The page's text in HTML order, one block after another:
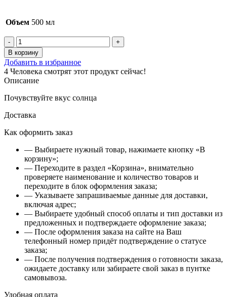
Объем 500 мл
Количество
товара
Варенье
из
черешни
В корзину
Добавить в избранное
4 Человека смотрят этот продукт сейчас!
Описание
Почувствуйте вкус солнца
Доставка
Как оформить заказ
— Выбираете нужный товар, нажимаете кнопку «В
корзину»;
— Переходите в раздел «Корзина», внимательно
проверяете наименование и количество товаров и
переходите в блок оформления заказа;
— Указываете запрашиваемые данные для доставки,
включая адрес;
— Выбираете удобный способ оплаты и тип доставки из
предложенных и подтверждаете оформление заказа;
— После оформления заказа на сайте на Ваш
телефонный номер придёт подтверждение о статусе
заказа;
— После получения подтверждения о готовности заказа,
ожидаете доставку или забираете свой заказ в пунтке
самовывоза.
Удобная оплата